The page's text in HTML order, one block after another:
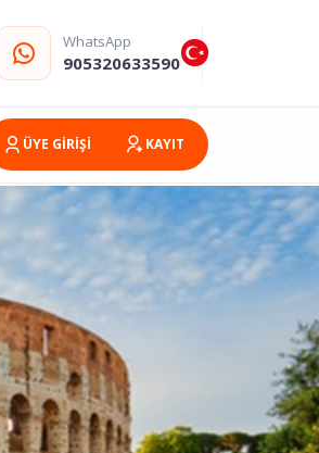
WhatsApp
905320633590
ÜYE GİRİŞİ KAYIT